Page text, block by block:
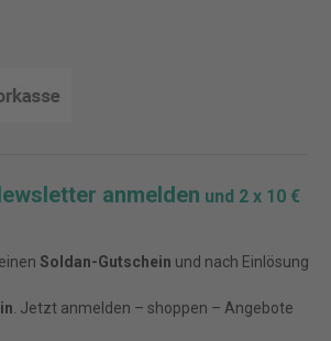
anmelden und 2 x 10 €
Soldan-Gutschein und nach Einlösung
. Jetzt anmelden – shoppen – Angebote